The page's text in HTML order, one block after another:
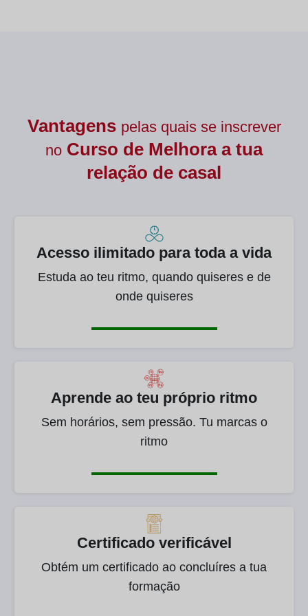
Vantagens pelas quais se inscrever
no Curso de Melhora a tua
relação de casal
Acesso ilimitado para toda a vida
Estuda ao teu ritmo, quando quiseres e de
onde quiseres
Aprende ao teu próprio ritmo
Sem horários, sem pressão. Tu marcas o
ritmo
Certificado verificável
Obtém um certificado ao concluíres a tua
formação